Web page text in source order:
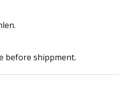
before shippment.